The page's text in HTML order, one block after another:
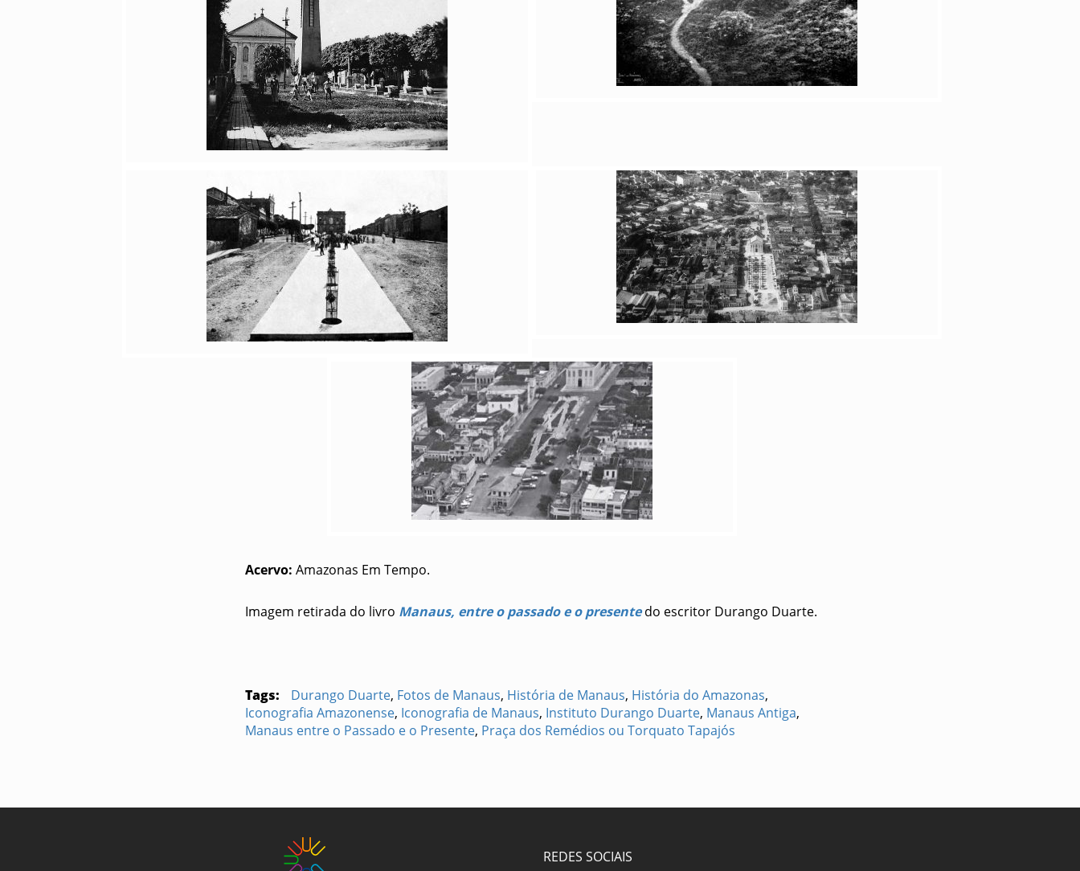
Acervo: Amazonas Em Tempo.
Imagem retirada do livro Manaus, entre o passado e o presentedo escritor Durango Duarte.
Tags: Durango Duarte, Fotos de Manaus, História de Manaus, História do Amazonas,
Iconografia Amazonense, Iconografia de Manaus, Instituto Durango Duarte, Manaus Antiga,
Manaus entre o Passado e o Presente, Praça dos Remédios ou Torquato Tapajós
REDES SOCIAIS